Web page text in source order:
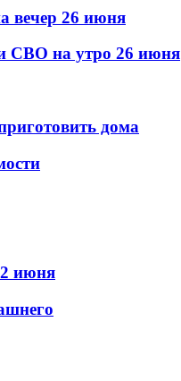
вечер 26 июня
СВО на утро 26 июня
дома
июня